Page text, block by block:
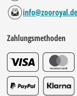
info@zooroyal.de
Zahlungsmethoden